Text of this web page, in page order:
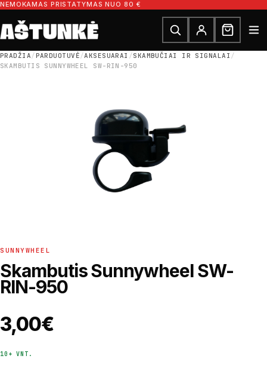
Pereiti prie turinio
NEMOKAMAS PRISTATYMAS NUO 80 €
Ieškoti dalių
Ieškoti
PRADŽIA/PARDUOTUVĖ/AKSESUARAI /SKAMBUČIAI IR SIGNALAI /
SKAMBUTIS SUNNYWHEEL SW-RIN-950
SUNNYWHEEL
Skambutis Sunnywheel SW-
RIN-950
3,00€
10+ VNT.